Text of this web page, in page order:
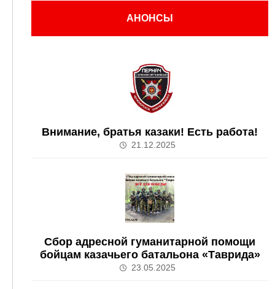
АНОНСЫ
Внимание, братья казаки! Есть работа!
21.12.2025
Сбор адресной гуманитарной помощи
бойцам казачьего батальона «Таврида»
23.05.2025